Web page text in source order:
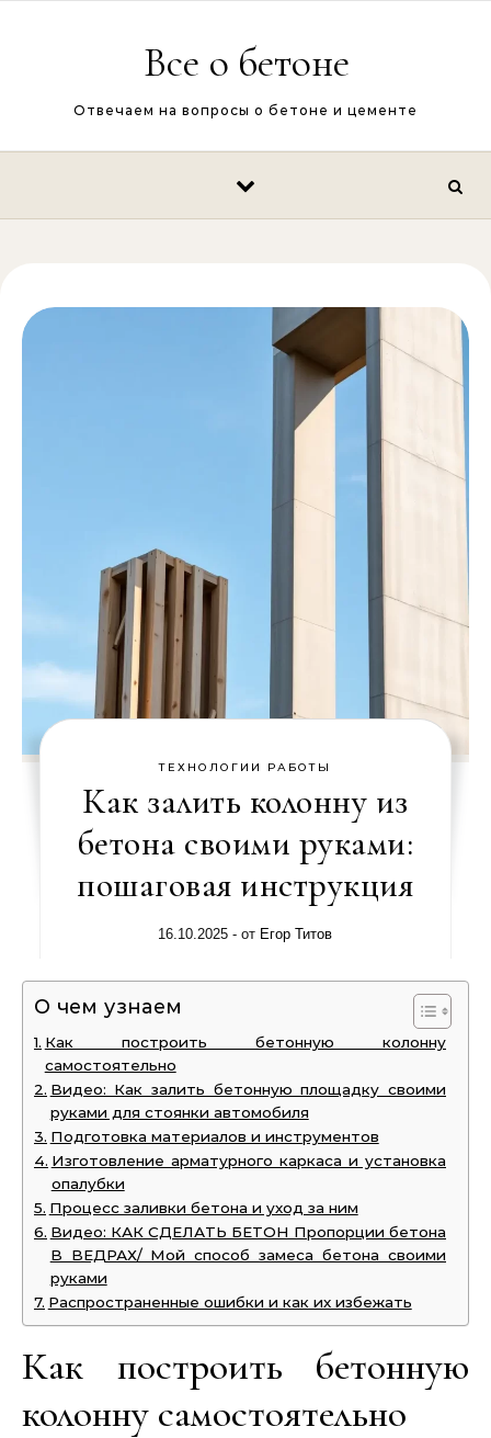
Все о бетоне
Отвечаем на вопросы о бетоне и цементе
ТЕХНОЛОГИИ РАБОТЫ
Как залить колонну из
бетона своими руками:
пошаговая инструкция
16.10.2025 - от Егор Титов
О чем узнаем
Как построить бетонную колонну
самостоятельно
Видео: Как залить бетонную площадку своими
руками для стоянки автомобиля
Подготовка материалов и инструментов
Изготовление арматурного каркаса и установка
опалубки
Процесс заливки бетона и уход за ним
Видео: КАК СДЕЛАТЬ БЕТОН Пропорции бетона
В ВЕДРАХ/ Мой способ замеса бетона своими
руками
Распространенные ошибки и как их избежать
Как построить бетонную
колонну самостоятельно